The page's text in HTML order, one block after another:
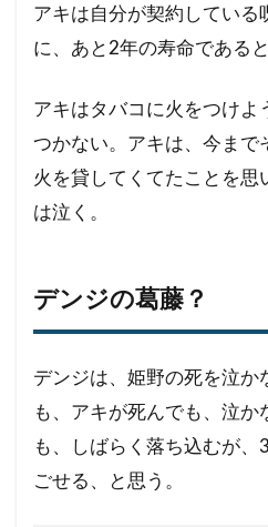
アキは自分が契約している
に、あと2年の寿命である
アキはタバコに火をつけよ
つかない。アキは、今まで
火を貸してくてたことを思
は泣く。
デンジの葛藤？
デンジは、姫野の死を泣か
も、アキが死んでも、泣か
も、しばらく落ち込むが、
ごせる、と思う。